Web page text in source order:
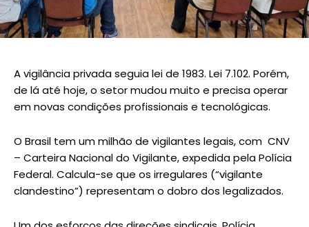
A vigilância privada seguia lei de 1983. Lei 7.102. Porém,
de lá até hoje, o setor mudou muito e precisa operar
em novas condições profissionais e tecnológicas.
O Brasil tem um milhão de vigilantes legais, com CNV
– Carteira Nacional do Vigilante, expedida pela Polícia
Federal. Calcula-se que os irregulares (“vigilante
clandestino”) representam o dobro dos legalizados.